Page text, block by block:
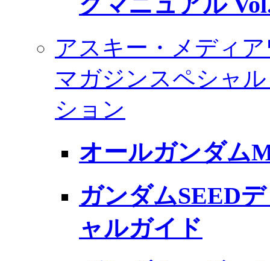
アスキー・メディ
マガジンスペシャ
ション
オールガンダム
ガンダムSEED
ャルガイド